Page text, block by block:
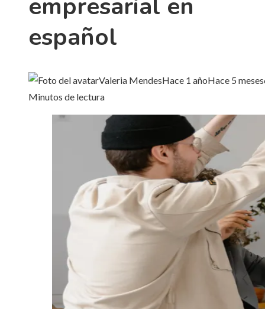
empresarial en
español
Valeria MendesHace 1 añoHace 5 meses
Minutos de lectura